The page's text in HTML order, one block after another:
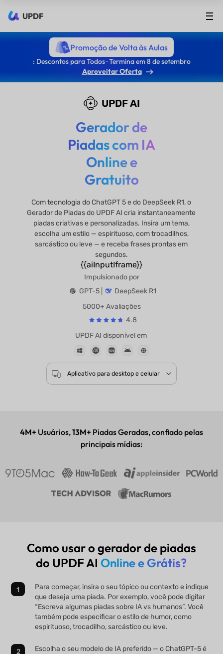
UPDF
Promoção de Volta às Aulas
: Descontos para Todos · Termina em 8 de setembro
Aproveitar Oferta
UPDF AI
Gerador de
Piadas com IA
Online e
Gratuito
Com tecnologia do ChatGPT 5 e do DeepSeek R1, o
Gerador de Piadas do UPDF AI cria instantaneamente
piadas criativas e personalizadas. Insira um tema,
escolha um estilo — espirituoso, com trocadilhos,
sarcástico ou leve — e receba frases prontas em
segundos.
{{aiInputIframe}}
Impulsionado por
GPT-5 |
DeepSeek R1
5000+ Avaliações
4.8
4M+ Usuários,13M+ Piadas Geradas, confiado pelas
principais mídias:
Como usar o gerador de piadas
do UPDF AIOnline e Grátis?
Para começar, insira o seu tópico ou contexto e indique
que deseja uma piada. Por exemplo, você pode digitar
“Escreva algumas piadas sobre IA vs humanos”. Você
também pode especificar o estilo de humor, como
espirituoso, trocadilho, sarcástico ou leve.
Escolha o seu modelo de IA preferido — o ChatGPT-5 é